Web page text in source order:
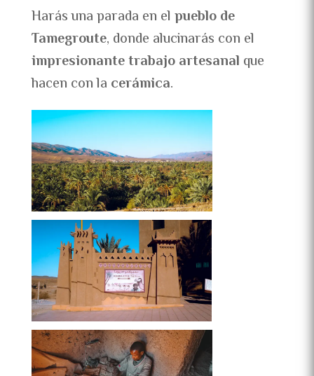
Harás una parada en el pueblo de
Tamegroute, donde alucinarás con el
impresionante trabajo artesanal que
hacen con la cerámica.